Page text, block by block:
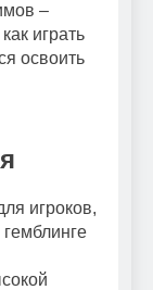
–
играть
освоить
игроков,